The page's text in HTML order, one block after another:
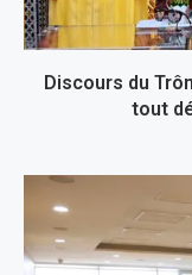
Discours du
tout